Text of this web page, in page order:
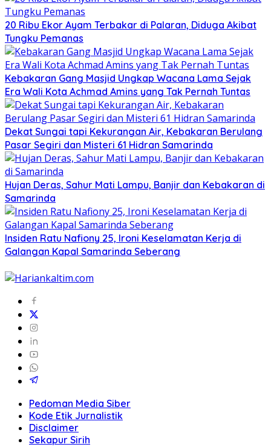
20 Ribu Ekor Ayam Terbakar di Palaran, Diduga Akibat
Tungku Pemanas
Kebakaran Gang Masjid Ungkap Wacana Lama Sejak
Era Wali Kota Achmad Amins yang Tak Pernah Tuntas
Dekat Sungai tapi Kekurangan Air, Kebakaran Berulang
Pasar Segiri dan Misteri 61 Hidran Samarinda
Hujan Deras, Sahur Mati Lampu, Banjir dan Kebakaran di
Samarinda
Insiden Ratu Nafiony 25, Ironi Keselamatan Kerja di
Galangan Kapal Samarinda Seberang
Pedoman Media Siber
Kode Etik Jurnalistik
Disclaimer
Sekapur Sirih